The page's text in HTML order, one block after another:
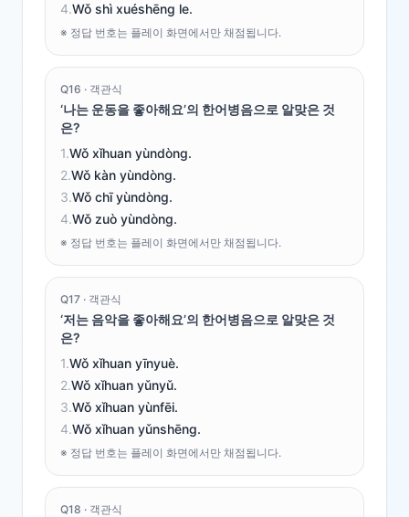
4.Wǒ shì xuéshēng le.
※ 정답 번호는 플레이 화면에서만 채점됩니다.
Q16 · 객관식
‘나는 운동을 좋아해요’의 한어병음으로 알맞은 것
은?
1.Wǒ xǐhuan yùndòng.
2.Wǒ kàn yùndòng.
3.Wǒ chī yùndòng.
4.Wǒ zuò yùndòng.
※ 정답 번호는 플레이 화면에서만 채점됩니다.
Q17 · 객관식
‘저는 음악을 좋아해요’의 한어병음으로 알맞은 것
은?
1.Wǒ xǐhuan yīnyuè.
2.Wǒ xǐhuan yǔnyǔ.
3.Wǒ xǐhuan yùnfēi.
4.Wǒ xǐhuan yǔnshēng.
※ 정답 번호는 플레이 화면에서만 채점됩니다.
Q18 · 객관식